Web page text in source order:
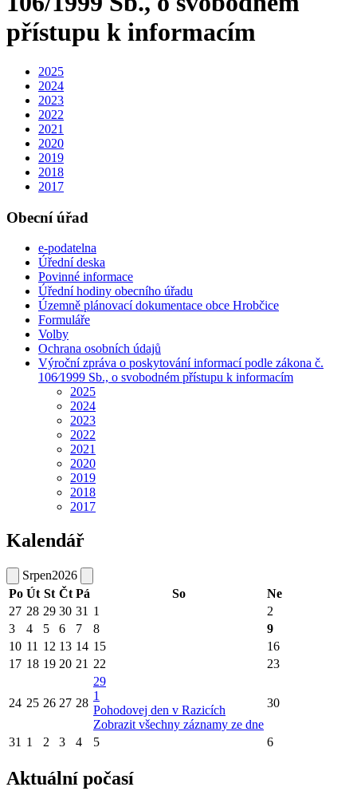
přístupu k informacím
2025
2024
2023
2022
2021
2020
2019
2018
2017
Obecní úřad
e-podatelna
Úřední deska
Povinné informace
Úřední hodiny obecního úřadu
Územně plánovací dokumentace obce Hrobčice
Formuláře
Volby
Ochrana osobních údajů
Výroční zpráva o poskytování informací podle zákona č.
106⁄1999 Sb., o svobodném přístupu k informacím
2025
2024
2023
2022
2021
2020
2019
2018
2017
Kalendář
Srpen2026
Po Út St Čt Pá So
Ne
27 28 29 30 31 1
2
3
4 5 6 7 8
9
10 11 12 13 14 15
16
17 18 19 20 21 22 23
24 25 26 27 28
29
1
Pohodovej den v Razicích
Zobrazit všechny záznamy ze dne
30
31 1 2 3 4 5 6
Aktuální počasí